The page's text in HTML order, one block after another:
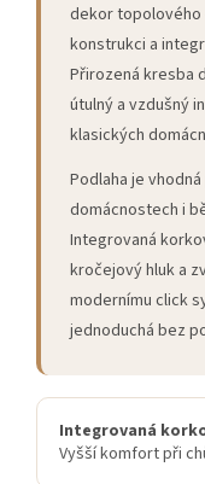
dekor topolového
konstrukci a
Přirozená kresba
útulný a vzdušný
klasických
Podlaha je
domácnostech i
Integrovaná
kročejový hluk a
modernímu click
jednoduchá bez
Integrovaná
Vyšší komfort při